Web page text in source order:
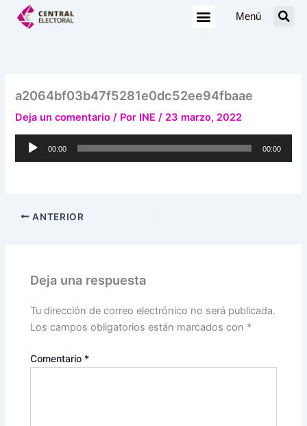
Menú
a2064bf03b47f5281e0dc52ee94fbaae
Deja un comentario / Por INE/ 23 marzo, 2022
Reproductor
00:00 00:00
ANTERIOR
Deja una respuesta
Tu dirección de correo electrónico no será publicada.
Los campos obligatorios están marcados con *
Comentario *